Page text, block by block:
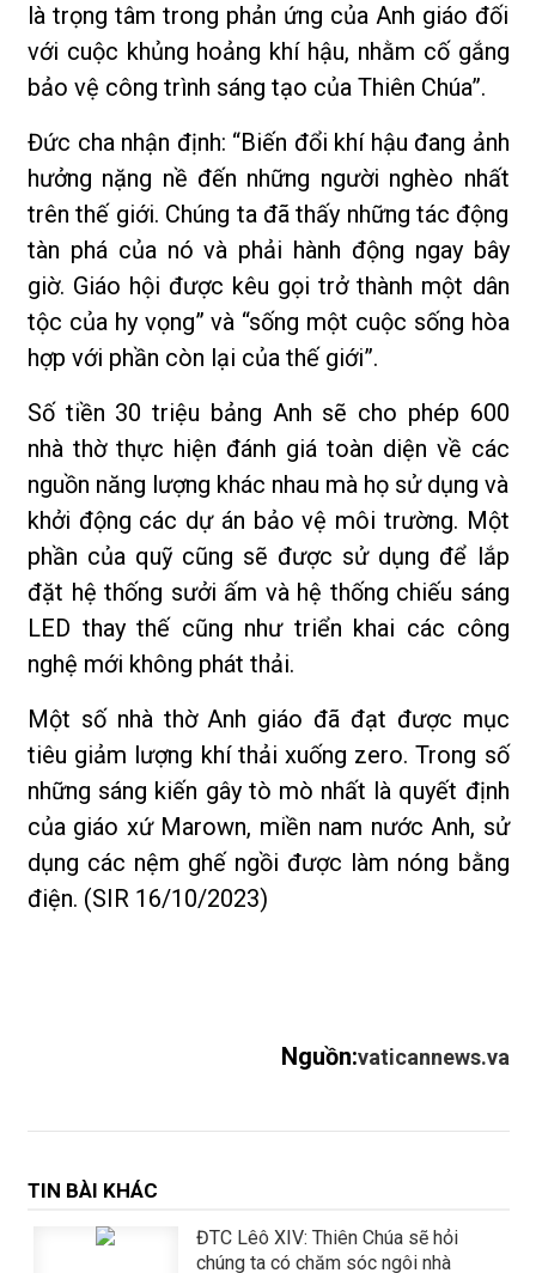
là trọng tâm trong phản ứng của Anh giáo đối
với cuộc khủng hoảng khí hậu, nhằm cố gắng
bảo vệ công trình sáng tạo của Thiên Chúa”.
Đức cha nhận định: “Biến đổi khí hậu đang ảnh
hưởng nặng nề đến những người nghèo nhất
trên thế giới. Chúng ta đã thấy những tác động
tàn phá của nó và phải hành động ngay bây
giờ. Giáo hội được kêu gọi trở thành một dân
tộc của hy vọng” và “sống một cuộc sống hòa
hợp với phần còn lại của thế giới”.
Số tiền 30 triệu bảng Anh sẽ cho phép 600
nhà thờ thực hiện đánh giá toàn diện về các
nguồn năng lượng khác nhau mà họ sử dụng và
khởi động các dự án bảo vệ môi trường. Một
phần của quỹ cũng sẽ được sử dụng để lắp
đặt hệ thống sưởi ấm và hệ thống chiếu sáng
LED thay thế cũng như triển khai các công
nghệ mới không phát thải.
Một số nhà thờ Anh giáo đã đạt được mục
tiêu giảm lượng khí thải xuống zero. Trong số
những sáng kiến gây tò mò nhất là quyết định
của giáo xứ Marown, miền nam nước Anh, sử
dụng các nệm ghế ngồi được làm nóng bằng
điện. (SIR 16/10/2023)
Nguồn:vaticannews.va
TIN BÀI KHÁC
ĐTC Lêô XIV: Thiên Chúa sẽ hỏi
chúng ta có chăm sóc ngôi nhà